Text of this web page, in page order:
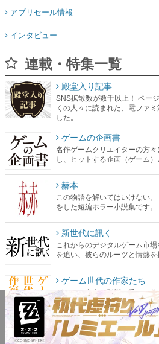
アプリセール情報
インタビュー
連載・特集一覧
殿堂入り記事
SNS拡散数が数千以上！ ペー
くの人々に読まれた、電ファ
した。
ゲームの企画書
名作ゲームクリエイターの方
し、ヒットする企画（ゲーム
赫本
この物語を解いてはいけない
をした短編ホラー小説集です。
新世代に訊く
これからのデジタルゲーム市
を追い、彼らのルーツと情熱を
ゲーム世代の作家たち
ゲームに多大な影響を受けた
のコンテンツ産業やカルチャ
日本モバイルゲーム産業
日本のモバイルゲーム史にお